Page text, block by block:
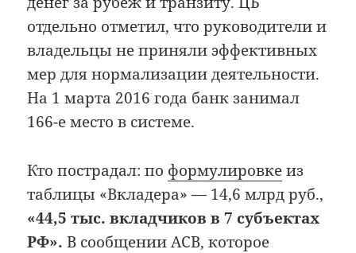
отдельно отметил, что руководители и
владельцы не приняли эффективных
мер для нормализации деятельности.
На 1 марта 2016 года банк занимал
166-е место в системе.
Кто пострадал: по формулировкеиз
таблицы «Вкладера» — 14,6 млрд руб.,
«44,5 тыс. вкладчиков в 7 субъектах
РФ». В сообщении АСВ, которое